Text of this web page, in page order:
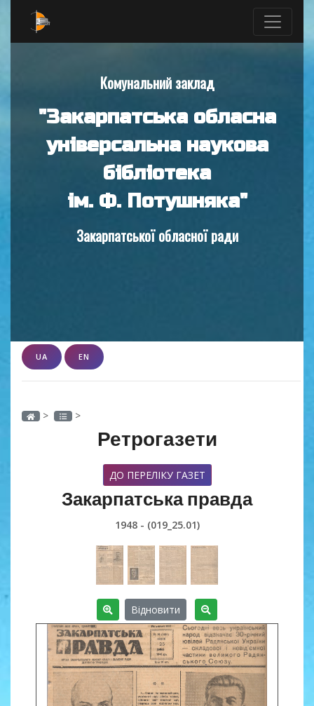
Комунальний заклад
"Закарпатська обласна
універсальна наукова
бібліотека
ім. Ф. Потушняка"
Закарпатської обласної ради
UA EN
> >
Ретрогазети
ДО ПЕРЕЛІКУ ГАЗЕТ
Закарпатська правда
1948 - (019_25.01)
Відновити